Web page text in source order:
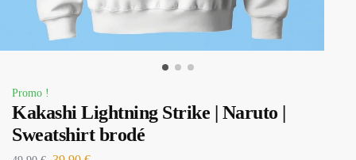
Promo !
Kakashi Lightning Strike | Naruto |
Sweatshirt brodé